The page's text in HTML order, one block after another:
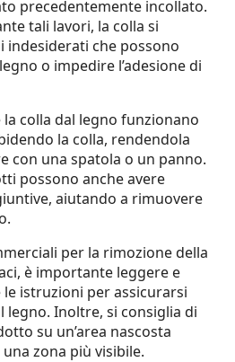
precedentemente incollato.
tali lavori, la colla si
indesiderati che possono
o impedire l’adesione di
colla dal legno funzionano
la colla, rendendola
con una spatola o un panno.
possono anche avere
aiutando a rimuovere
per la rimozione della
è importante leggere e
istruzioni per assicurarsi
legno. Inoltre, si consiglia di
su un’area nascosta
zona più visibile.